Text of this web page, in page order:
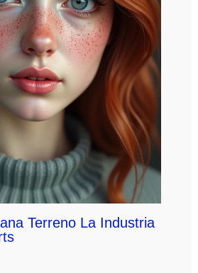
Terreno La Industria